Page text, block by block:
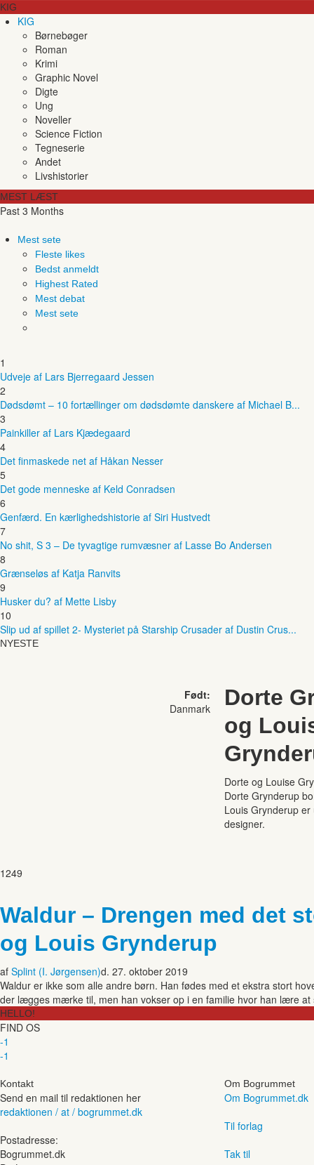
KIG
KIG
Børnebøger
Roman
Krimi
Graphic Novel
Digte
Ung
Noveller
Science Fiction
Tegneserie
Andet
Livshistorier
MEST LÆST
Past 3 Months
Mest sete
Fleste likes
Bedst anmeldt
Highest Rated
Mest debat
Mest sete
1
Udveje af Lars Bjerregaard Jessen
2
Dødsdømt – 10 fortællinger om dødsdømte danskere af Michael B...
3
Painkiller af Lars Kjædegaard
4
Det finmaskede net af Håkan Nesser
5
Det gode menneske af Keld Conradsen
6
Genfærd. En kærlighedshistorie af Siri Hustvedt
7
No shit, S 3 – De tyvagtige rumvæsner af Lasse Bo Andersen
8
Grænseløs af Katja Ranvits
9
Husker du? af Mette Lisby
10
Slip ud af spillet 2- Mysteriet på Starship Crusader af Dustin Crus...
NYESTE
Født:
Danmark
Dorte
og
Dorte og Louise
Dorte Grynderup
Louis Grynderup
designer.
1249
Waldur – Drengen med det
og Louis Grynderup
af Splint (I. Jørgensen)d. 27. oktober 2019
Waldur er ikke som alle andre børn. Han fødes med et ekstra stort
der lægges mærke til, men han vokser op i en familie hvor han lære
HELLO!
FIND OS
-1
-1
Kontakt
Send en mail til redaktionen her
redaktionen / at / bogrummet.dk
Postadresse:
Bogrummet.dk
Om Bogrummet
Om Bogrummet.dk
Til forlag
Tak til